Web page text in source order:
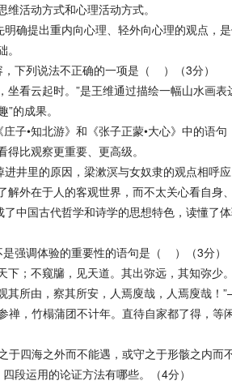
活动方式和心理活动方式。
提出重内向心理、轻外向心理的观点，
下列说法不正确的一项是（ ）（3分）
看云起时。”是王维通过描绘一幅山水画表
”的成果。
•知北游》和《张子正蒙•大心》中的语句
比观察更重要、更高级。
里的原因，梁漱溟与女奴隶的观点相呼
解外在于人的客观世界，而不太关心看自身
国古代哲学和诗学的思想特色，读懂了
强调体验的重要性的语句是（ ）（3分）
；不窥牖，见天道。其出弥远，其知弥少
所由，察其所安，人焉廋哉，人焉廋哉！
，竹榻蒲团不计年。直待自家都了得，等
四海之外而不能遇，或守之于形骸之内而
运用的论证方法有哪些。（4分）